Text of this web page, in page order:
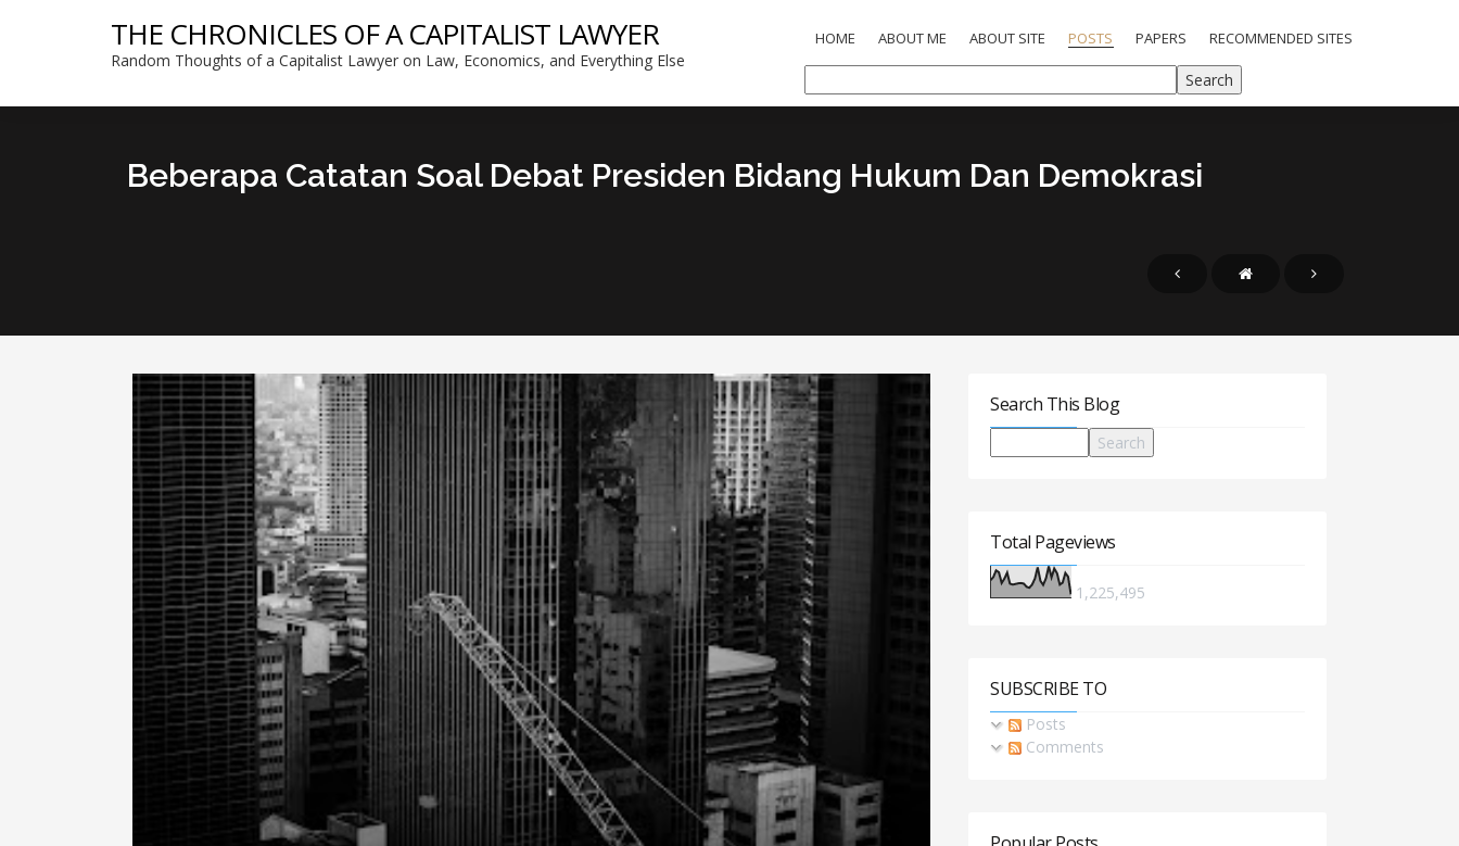
THE CHRONICLES OF A CAPITALIST LAWYER
Random Thoughts of a Capitalist Lawyer on Law, Economics, and Everything Else
HOME ABOUT ME ABOUT SITE POSTS PAPERS RECOMMENDED SITES
Beberapa Catatan Soal Debat Presiden Bidang Hukum Dan Demokrasi
Search This Blog
Total Pageviews
1,225,495
SUBSCRIBE TO
Posts
Comments